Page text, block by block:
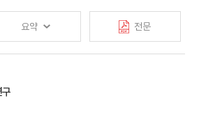
러한 상황을 극복하기 위해 국내
혁신에 대한 관심이 높지만, 현재 국내
환 수준은 아직 초기단계로 평가된다.
진하는 요인을 소비자, 공급자, 규제
보았을 때,
것으로 예상된다. 보험회사의 기존
장이 세분화되는 가운데, 소비자는 사전
비스를 필요로 하고, 보험소비여정에서
심전략: 디지털전환
요약 전문
보험제도 중 사회보험인 국민건강보험과
, 그리고 민영보험인 자동차보험과
른 기관에서 분리·운영됨에 따라 제도 간에
적